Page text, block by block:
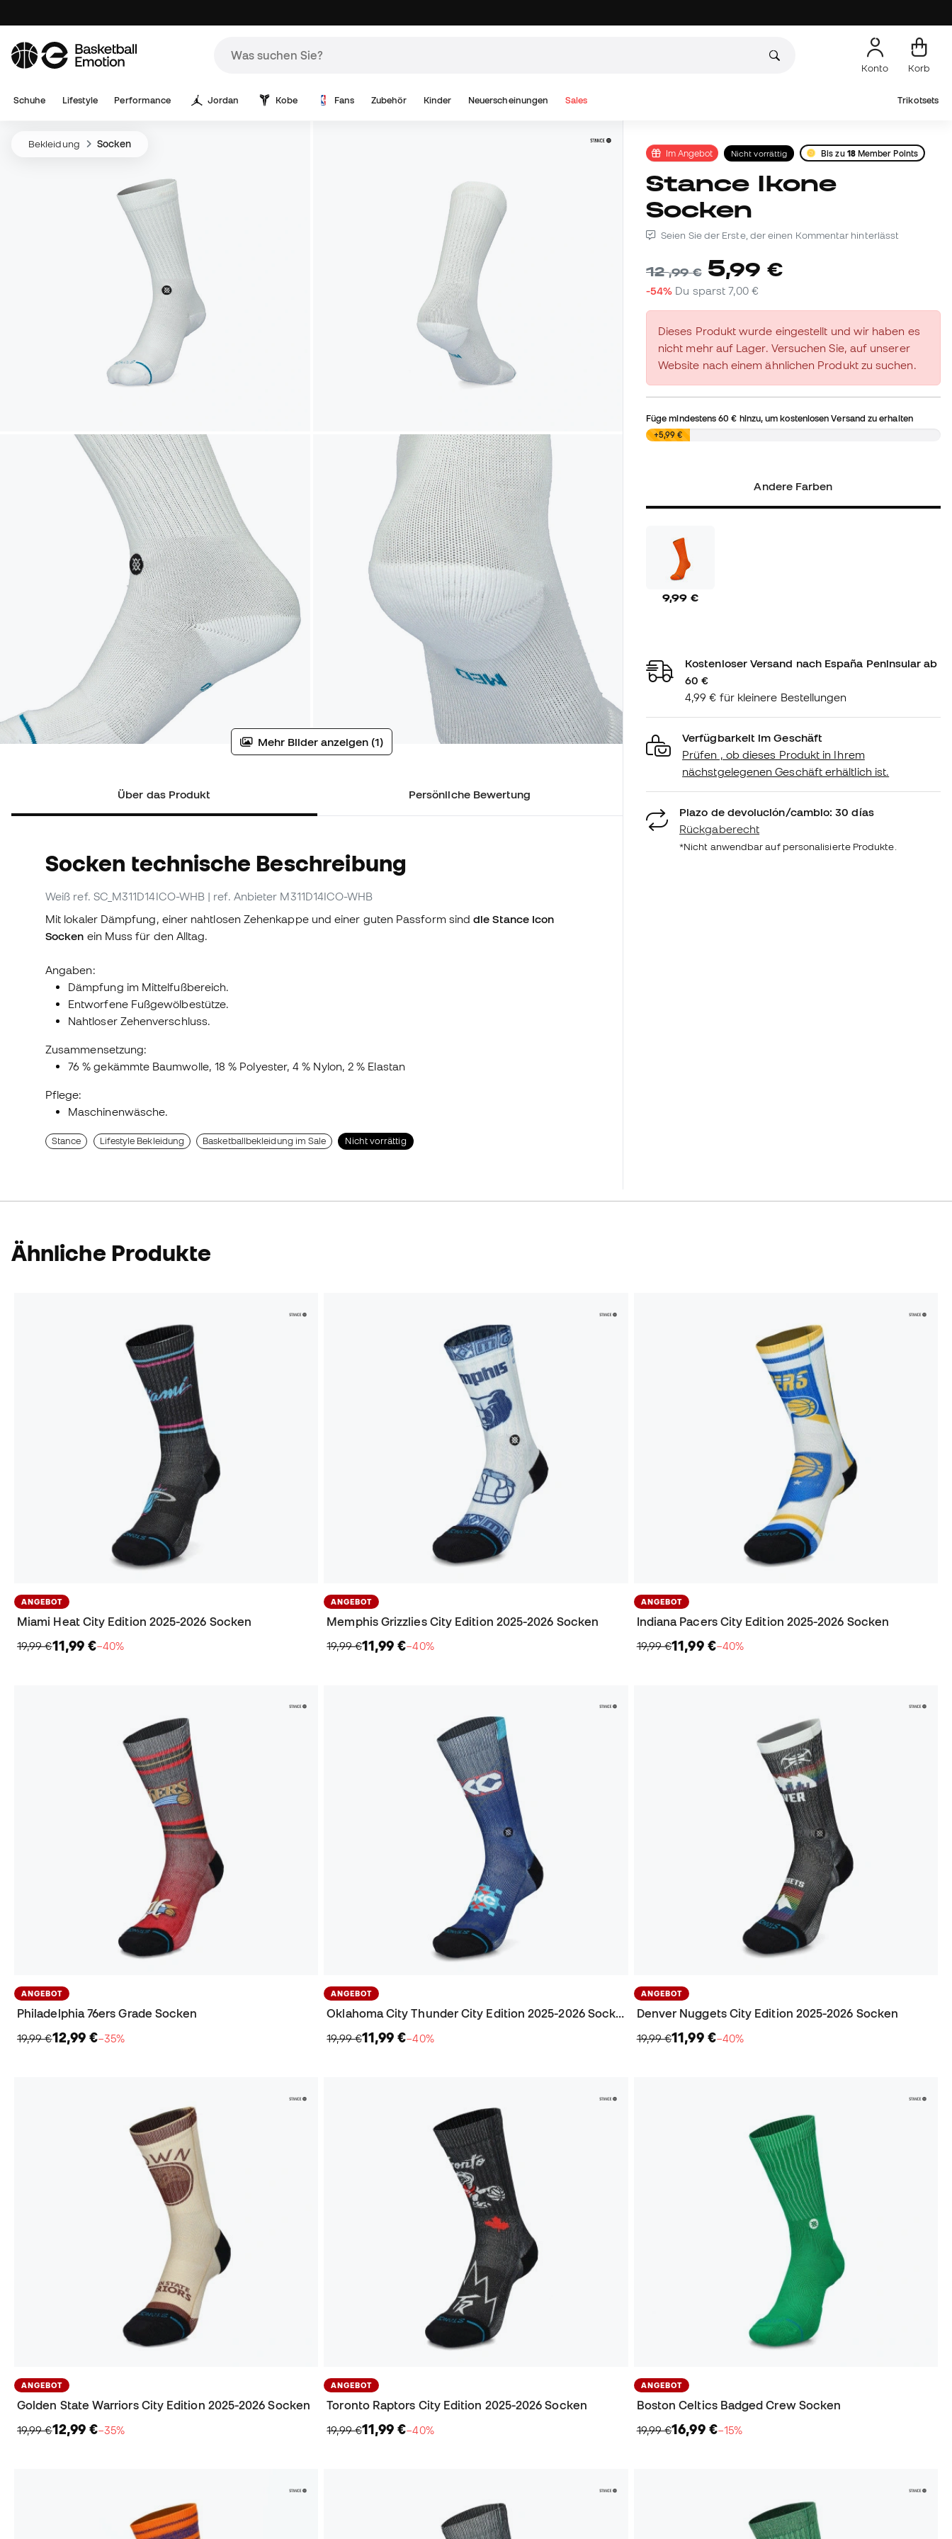
Konto Korb
Schuhe Lifestyle Performance Jordan Kobe Fans Zubehör Kinder Neuerscheinungen Sales Trikotsets
Bekleidung Socken
Mehr Bilder anzeigen (1)
Über das Produkt Persönliche Bewertung
Socken technische Beschreibung
Weiß ref. SC_M311D14ICO-WHB | ref. Anbieter M311D14ICO-WHB
Mit lokaler Dämpfung, einer nahtlosen Zehenkappe und einer guten Passform sinddie Stance Icon
Socken ein Muss für den Alltag.
Angaben:
Dämpfung im Mittelfußbereich.
Entworfene Fußgewölbestütze.
Nahtloser Zehenverschluss.
Zusammensetzung:
76 % gekämmte Baumwolle, 18 % Polyester, 4 % Nylon, 2 % Elastan
Pflege:
Maschinenwäsche.
Stance Lifestyle Bekleidung Basketballbekleidung im Sale Nicht vorrättig
Im Angebot Nicht vorrättig Bis zu 18Member Points
Stance Ikone
Socken
Seien Sie der Erste, der einen Kommentar hinterlässt
12,99 € 5,99 €
-54% Du sparst7,00 €
Dieses Produkt wurde eingestellt und wir haben es
nicht mehr auf Lager. Versuchen Sie, auf unserer
Website nach einem ähnlichen Produkt zu suchen.
Füge mindestens60 € hinzu, um kostenlosen Versand zu erhalten
0,00 €
+5,99 €
Andere Farben
9,99 €
Kostenloser Versand nach España Peninsular ab
60 €
4,99 € für kleinere Bestellungen
Verfügbarkeit im Geschäft
Prüfen , ob dieses Produkt in Ihrem
nächstgelegenen Geschäft erhältlich ist.
Plazo de devolución/cambio: 30 días
Rückgaberecht
*Nicht anwendbar auf personalisierte Produkte.
Ähnliche Produkte
ANGEBOT
Miami Heat City Edition 2025-2026 Socken
19,99 €11,99 €−40%
ANGEBOT
Memphis Grizzlies City Edition 2025-2026 Socken
19,99 €11,99 €−40%
ANGEBOT
Indiana Pacers City Edition 2025-2026 Socken
19,99 €11,99 €−40%
ANGEBOT
Philadelphia 76ers Grade Socken
19,99 €12,99 €−35%
ANGEBOT
Oklahoma City Thunder City Edition 2025-2026 Socken
19,99 €11,99 €−40%
ANGEBOT
Denver Nuggets City Edition 2025-2026 Socken
19,99 €11,99 €−40%
ANGEBOT
Golden State Warriors City Edition 2025-2026 Socken
19,99 €12,99 €−35%
ANGEBOT
Toronto Raptors City Edition 2025-2026 Socken
19,99 €11,99 €−40%
ANGEBOT
Boston Celtics Badged Crew Socken
19,99 €16,99 €−15%